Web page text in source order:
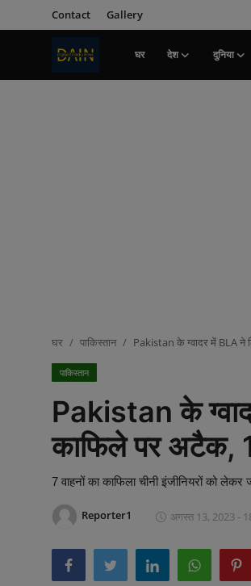
Contact Gallery
घर देश दुनिया
पाकिस्तान
लाइफस्टाइल
घर पाकिस्तान Pakistan के ग्वादर में BLA ने
पाकिस्तान
Pakistan के
काफिले पर अटैक,
7 वाहनों का काफिला चीनी इंजीनियरों को
Reporter1 अगस्त 13, 2023 -